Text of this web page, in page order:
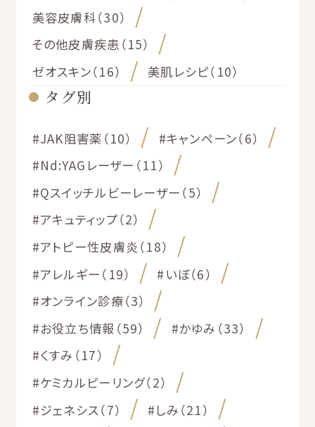
美容皮膚科（30）
その他皮膚疾患（15）
ゼオスキン（16）
美肌レシピ（10）
タグ別
#JAK阻害薬（10）
#キャンペーン（6）
#Nd:YAGレーザー（11）
#Qスイッチルビーレーザー（5）
#アキュティップ（2）
#アトピー性皮膚炎（18）
#アレルギー（19）
#いぼ（6）
#オンライン診療（3）
#お役立ち情報（59）
#かゆみ（33）
#くすみ（17）
#ケミカルピーリング（2）
#ジェネシス（7）
#しみ（21）